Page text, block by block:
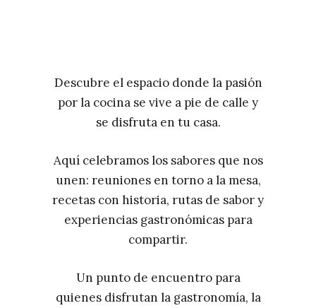
Descubre el espacio donde la pasión
por la cocina se vive a pie de calle y
se disfruta en tu casa.
Aquí celebramos los sabores que nos
unen: reuniones en torno a la mesa,
recetas con historia, rutas de sabor y
experiencias gastronómicas para
compartir.
Un punto de encuentro para
quienes disfrutan la gastronomía, la